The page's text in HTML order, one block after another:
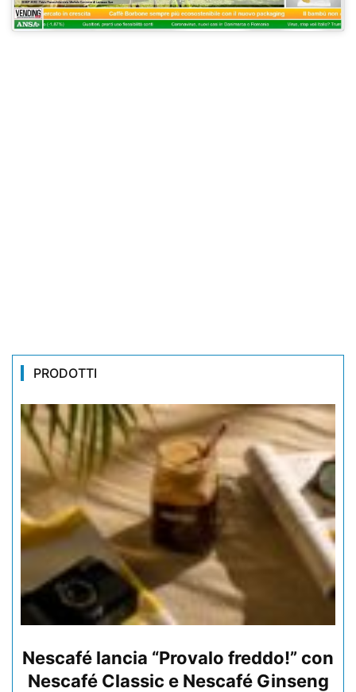
PRODOTTI
Nescafé lancia “Provalo freddo!” con
Nescafé Classic e Nescafé Ginseng